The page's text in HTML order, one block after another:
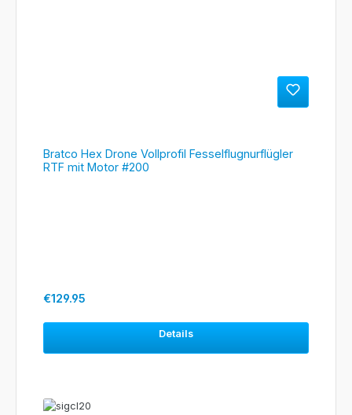
Bratco Hex Drone Vollprofil Fesselflugnurflügler
RTF mit Motor #200
Regular price:
€129.95
Details